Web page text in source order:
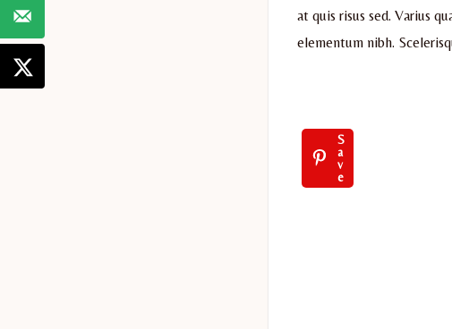
at quis risus sed. Varius
elementum nibh.
S
a
v
e